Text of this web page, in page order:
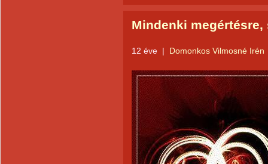
Mindenki megértésre,
12 éve | Domonkos Vilmosné Irén